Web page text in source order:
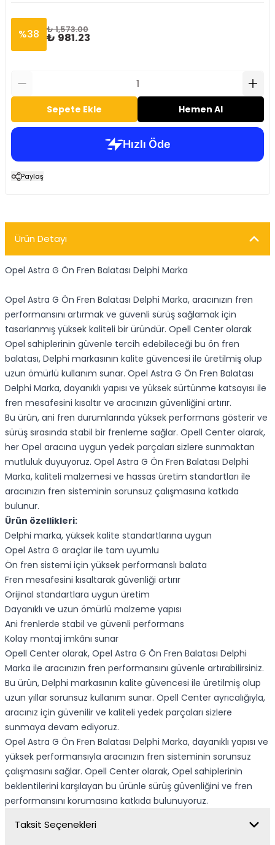
%38 ₺ 1,573.00
₺ 981.23
Sepete Ekle Hemen Al
Paylaş
Ürün Detayı
Opel Astra G Ön Fren Balatası Delphi Marka
Opel Astra G Ön Fren Balatası Delphi Marka, aracınızın fren
performansını artırmak ve güvenli sürüş sağlamak için
tasarlanmış yüksek kaliteli bir üründür. Opell Center olarak
Opel sahiplerinin güvenle tercih edebileceği bu ön fren
balatası, Delphi markasının kalite güvencesi ile üretilmiş olup
uzun ömürlü kullanım sunar. Opel Astra G Ön Fren Balatası
Delphi Marka, dayanıklı yapısı ve yüksek sürtünme katsayısı ile
fren mesafesini kısaltır ve aracınızın güvenliğini artırır.
Bu ürün, ani fren durumlarında yüksek performans gösterir ve
sürüş sırasında stabil bir frenleme sağlar. Opell Center olarak,
her Opel aracına uygun yedek parçaları sizlere sunmaktan
mutluluk duyuyoruz. Opel Astra G Ön Fren Balatası Delphi
Marka, kaliteli malzemesi ve hassas üretim standartları ile
aracınızın fren sisteminin sorunsuz çalışmasına katkıda
bulunur.
Ürün özellikleri:
Delphi marka, yüksek kalite standartlarına uygun
Opel Astra G araçlar ile tam uyumlu
Ön fren sistemi için yüksek performanslı balata
Fren mesafesini kısaltarak güvenliği artırır
Orijinal standartlara uygun üretim
Dayanıklı ve uzun ömürlü malzeme yapısı
Ani frenlerde stabil ve güvenli performans
Kolay montaj imkânı sunar
Opell Center olarak, Opel Astra G Ön Fren Balatası Delphi
Marka ile aracınızın fren performansını güvenle artırabilirsiniz.
Bu ürün, Delphi markasının kalite güvencesi ile üretilmiş olup
uzun yıllar sorunsuz kullanım sunar. Opell Center ayrıcalığıyla,
aracınız için güvenilir ve kaliteli yedek parçaları sizlere
sunmaya devam ediyoruz.
Opel Astra G Ön Fren Balatası Delphi Marka, dayanıklı yapısı ve
yüksek performansıyla aracınızın fren sisteminin sorunsuz
çalışmasını sağlar. Opell Center olarak, Opel sahiplerinin
beklentilerini karşılayan bu ürünle sürüş güvenliğini ve fren
performansını korumasına katkıda bulunuyoruz.
Taksit Seçenekleri